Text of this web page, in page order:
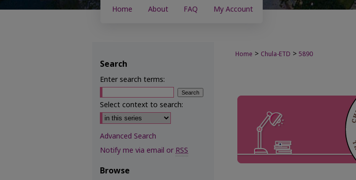
Home About FAQ My Account
Home > Chula-ETD > 5890
Search
Enter search terms:
Select context to search:
Advanced Search
Notify me via email orRSS
Browse